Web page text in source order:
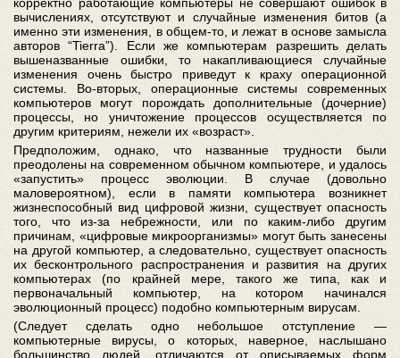
вычислениях, отсутствуют и случайные изменения битов (а
именно эти изменения, в общем-то, и лежат в основе замысла
авторов “Tierra”). Если же компьютерам разрешить делать
вышеназванные ошибки, то накапливающиеся случайные
изменения очень быстро приведут к краху операционной
системы. Во-вторых, операционные системы современных
компьютеров могут порождать дополнительные (дочерние)
процессы, но уничтожение процессов осуществляется по
другим критериям, нежели их «возраст».
Предположим, однако, что названные трудности были
преодолены на современном обычном компьютере, и удалось
«запустить» процесс эволюции. В случае (довольно
маловероятном), если в памяти компьютера возникнет
жизнеспособный вид цифровой жизни, существует опасность
того, что из-за небрежности, или по каким-либо другим
причинам, «цифровые микроорганизмы» могут быть занесены
на другой компьютер, а следовательно, существует опасность
их бесконтрольного распространения и развития на других
компьютерах (по крайней мере, такого же типа, как и
первоначальный компьютер, на котором начинался
эволюционный процесс) подобно компьютерным вирусам.
(Следует сделать одно небольшое отступление —
компьютерные вирусы, о которых, наверное, наслышано
большинство людей, отличаются от описываемых форм